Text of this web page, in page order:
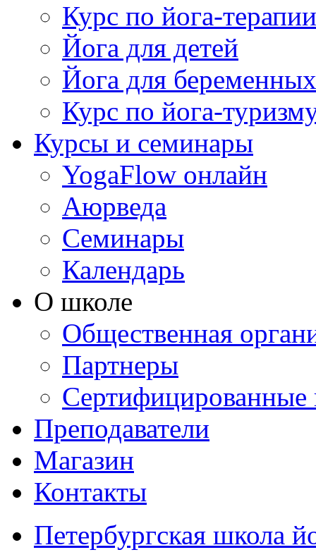
Курс по йога-терапии
Йога для детей
Йога для беременных
Курс по йога-
Курсы и семинары
YogaFlow онлайн
Аюрведа
Семинары
Календарь
О школе
Общественная
Партнеры
Сертифицированные
Преподаватели
Магазин
Контакты
Петербургская школа